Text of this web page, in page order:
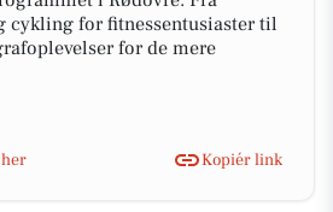
cykling for fitnessentusiaster til
for de mere
Kopiér link